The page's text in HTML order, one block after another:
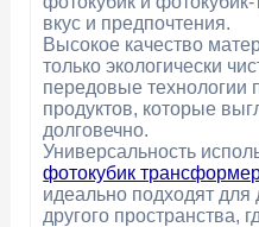
вкус и предпочтения.
Высокое качество
только экологически
передовые технологии
продуктов, которые
долговечно.
Универсальность
фотокубик
идеально подходят
другого пространства,